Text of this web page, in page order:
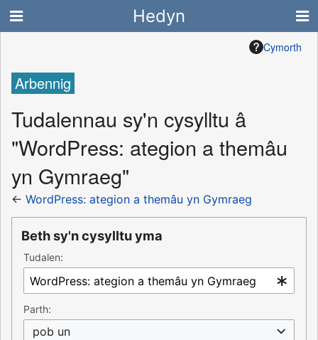
Hedyn
Cymorth
Arbennig
Tudalennau sy'n cysylltu â
"WordPress: ategion a themâu
yn Gymraeg"
← WordPress: ategion a themâu yn Gymraeg
Beth sy'n cysylltu yma
Tudalen:
Parth:
pob un